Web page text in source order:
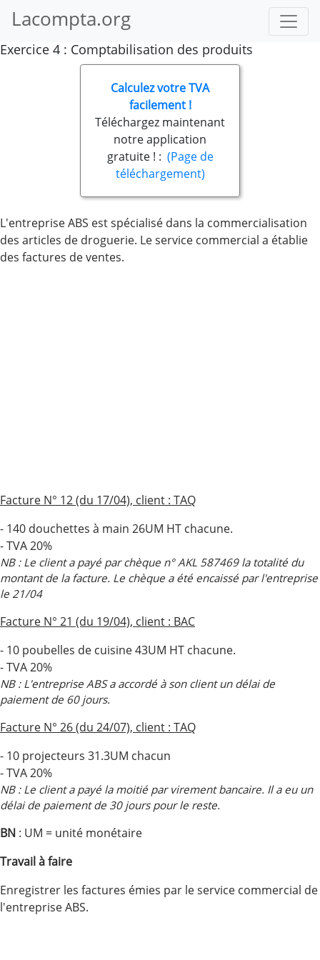
Lacompta.org
Exercice 4 : Comptabilisation des produits
Calculez votre TVA
facilement !
Téléchargez maintenant
notre application
gratuite ! : (Page de
téléchargement)
L'entreprise ABS est spécialisé dans la commercialisation
des articles de droguerie. Le service commercial a établie
des factures de ventes.
Facture N° 12 (du 17/04), client : TAQ
- 140 douchettes à main 26UM HT chacune.
- TVA 20%
NB : Le client a payé par chèque n° AKL 587469 la totalité du
montant de la facture. Le chèque a été encaissé par l'entreprise
le 21/04
Facture N° 21 (du 19/04), client : BAC
- 10 poubelles de cuisine 43UM HT chacune.
- TVA 20%
NB : L'entreprise ABS a accordé à son client un délai de
paiement de 60 jours.
Facture N° 26 (du 24/07), client : TAQ
- 10 projecteurs 31.3UM chacun
- TVA 20%
NB : Le client a payé la moitié par virement bancaire. Il a eu un
délai de paiement de 30 jours pour le reste.
BN : UM = unité monétaire
Travail à faire
Enregistrer les factures émies par le service commercial de
l'entreprise ABS.